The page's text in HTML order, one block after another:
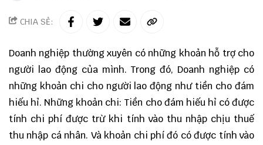
CHIA SẺ:
Doanh nghiệp thường xuyên có những khoản hỗ trợ cho
người lao động của mình. Trong đó, Doanh nghiệp có
những khoản chi cho người lao động như tiền cho đám
hiếu hỉ. Những khoản chi: Tiền cho đám hiếu hỉ có được
tính chi phí được trừ khi tính vào thu nhập chịu thuế
thu nhập cá nhân. Và khoản chi phí đó có được tính vào